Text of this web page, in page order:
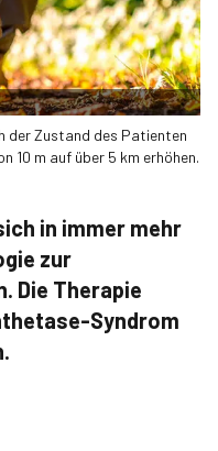
der Zustand des Patienten
10 m auf über 5 km erhöhen.
in immer mehr
zur
Die Therapie
Syndrom